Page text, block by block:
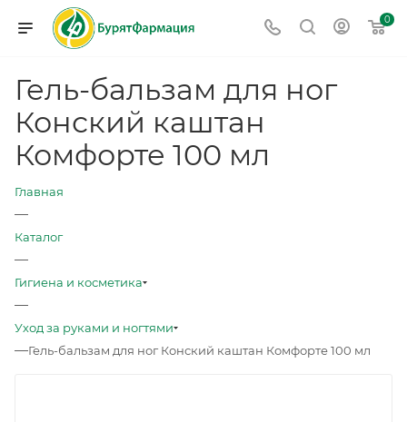
0
Гель-бальзам для ног
Конский каштан
Комфорте 100 мл
Главная
—
Каталог
—
Гигиена и косметика
—
Уход за руками и ногтями
—Гель-бальзам для ног Конский каштан Комфорте 100 мл